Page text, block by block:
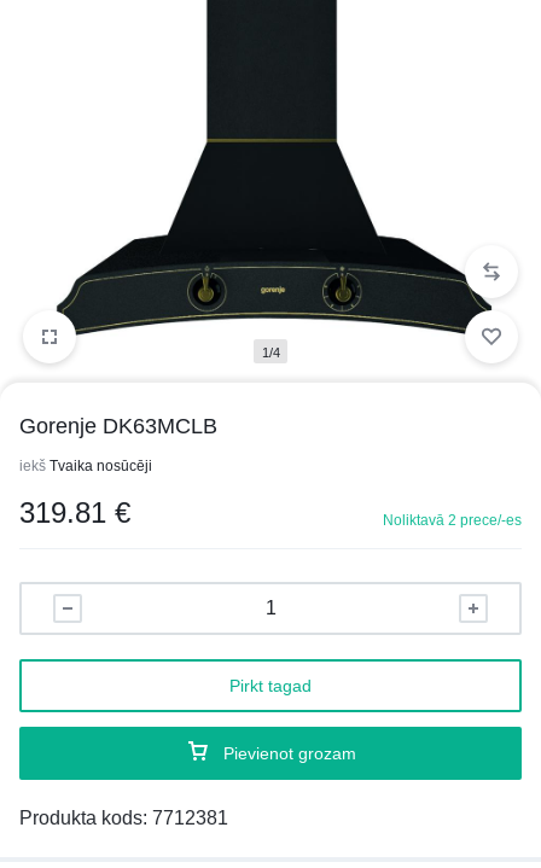
1/4
Gorenje DK63MCLB
iekš Tvaika nosūcēji
319.81 € Noliktavā 2 prece/-es
Pievienot grozam
Pirkt tagad
Produkta kods: 7712381